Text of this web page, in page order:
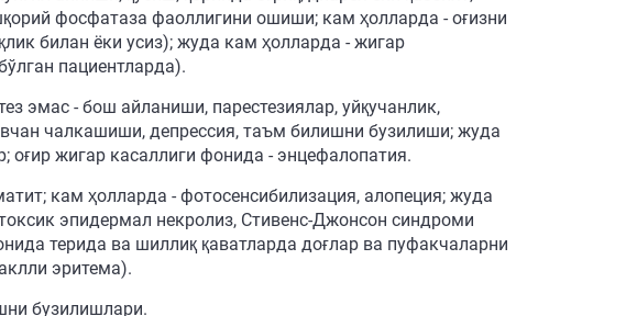
фосфатаза фаоллигини ошиши; кам ҳолларда - оғизни
билан ёки усиз); жуда кам ҳолларда - жигар
пациентларда).
эмас - бош айланиши, парестезиялар, уйқучанлик,
чалкашиши, депрессия, таъм билишни бузилиши; жуда
жигар касаллиги фонида - энцефалопатия.
кам ҳолларда - фотосенсибилизация, алопеция; жуда
эпидермал некролиз, Стивенс-Джонсон синдроми
терида ва шиллиқ қаватларда доғлар ва пуфакчаларни
эритема).
бузилишлари.